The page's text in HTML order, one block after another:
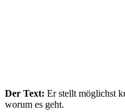
Der Text: Er stellt möglichst
worum es geht.